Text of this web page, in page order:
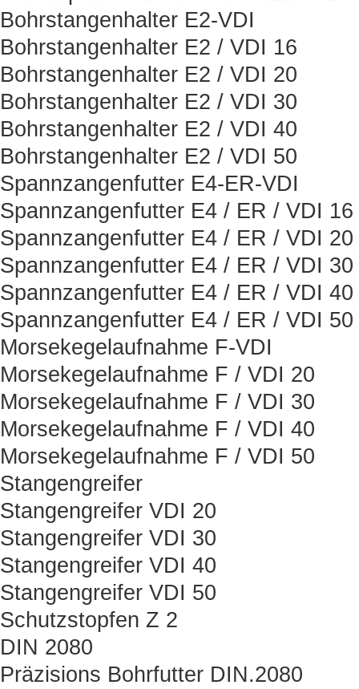
Bohrstangenhalter E2-VDI
Bohrstangenhalter E2 / VDI 16
Bohrstangenhalter E2 / VDI 20
Bohrstangenhalter E2 / VDI 30
Bohrstangenhalter E2 / VDI 40
Bohrstangenhalter E2 / VDI 50
Spannzangenfutter E4-ER-VDI
Spannzangenfutter E4 / ER / VDI 16
Spannzangenfutter E4 / ER / VDI 20
Spannzangenfutter E4 / ER / VDI 30
Spannzangenfutter E4 / ER / VDI 40
Spannzangenfutter E4 / ER / VDI 50
Morsekegelaufnahme F-VDI
Morsekegelaufnahme F / VDI 20
Morsekegelaufnahme F / VDI 30
Morsekegelaufnahme F / VDI 40
Morsekegelaufnahme F / VDI 50
Stangengreifer
Stangengreifer VDI 20
Stangengreifer VDI 30
Stangengreifer VDI 40
Stangengreifer VDI 50
Schutzstopfen Z 2
DIN 2080
Präzisions Bohrfutter DIN.2080